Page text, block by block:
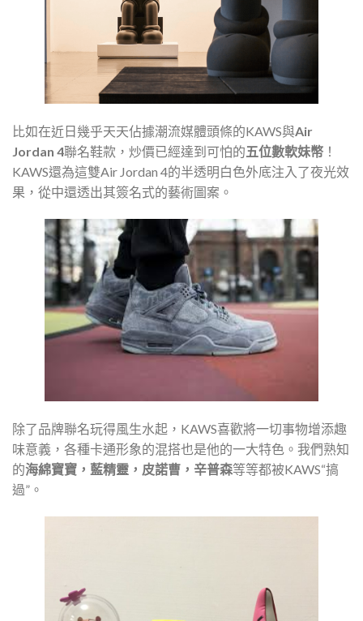
比如在近日幾乎天天佔據潮流媒體頭條的KAWS與Air
Jordan 4聯名鞋款，炒價已經達到可怕的五位數軟妹幣 ！
KAWS還為這雙Air Jordan 4的半透明白色外底注入了夜光效
果，從中還透出其簽名式的藝術圖案。
除了品牌聯名玩得風生水起，KAWS喜歡將一切事物增添趣
味意義，各種卡通形象的混搭也是他的一大特色。我們熟知
的海綿寶寶，藍精靈，皮諾曹，辛普森等等都被KAWS“搞
過”。